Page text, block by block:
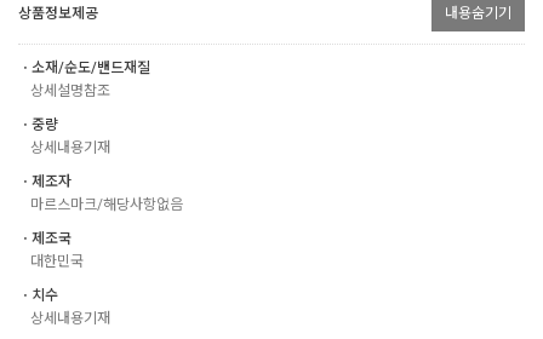
상품정보제공 내용숨기기
ㆍ소재/순도/밴드재질
상세설명참조
ㆍ중량
상세내용기재
ㆍ제조자
마르스마크/해당사항없음
ㆍ제조국
대한민국
ㆍ치수
상세내용기재